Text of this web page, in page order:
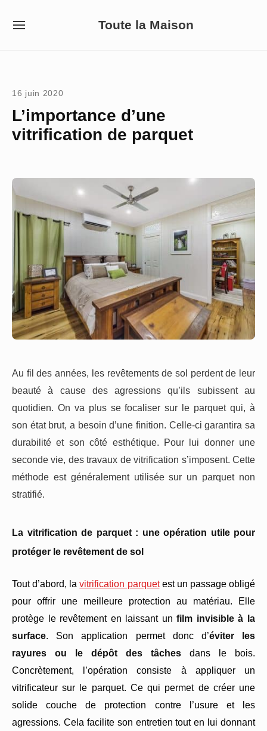
Toute la Maison
SITE
16 juin 2020
L’importance d’une
vitrification de parquet
Au fil des années, les revêtements de sol perdent de leur
beauté à cause des agressions qu’ils subissent au
quotidien. On va plus se focaliser sur le parquet qui, à
son état brut, a besoin d’une finition. Celle-ci garantira sa
durabilité et son côté esthétique. Pour lui donner une
seconde vie, des travaux de vitrification s’imposent. Cette
méthode est généralement utilisée sur un parquet non
stratifié.
La vitrification de parquet : une opération utile pour
protéger le revêtement de sol
Tout d’abord, lavitrification parquetest un passage obligé
pour offrir une meilleure protection au matériau. Elle
protège le revêtement en laissant unfilm invisible à la
surface. Son application permet donc d’éviter les
rayures ou le dépôt des tâches dans le bois.
Concrètement, l’opération consiste à appliquer un
vitrificateur sur le parquet. Ce qui permet de créer une
solide couche de protection contre l’usure et les
agressions. Cela facilite son entretien tout en lui donnant